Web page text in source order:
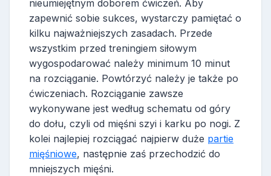
nieumiejętnym doborem ćwiczeń. Aby
zapewnić sobie sukces, wystarczy pamiętać o
kilku najważniejszych zasadach. Przede
wszystkim przed treningiem siłowym
wygospodarować należy minimum 10 minut
na rozciąganie. Powtórzyć należy je także po
ćwiczeniach. Rozciąganie zawsze
wykonywane jest według schematu od góry
do dołu, czyli od mięśni szyi i karku po nogi. Z
kolei najlepiej rozciągać najpierw duże partie
mięśniowe, następnie zaś przechodzić do
mniejszych mięśni.